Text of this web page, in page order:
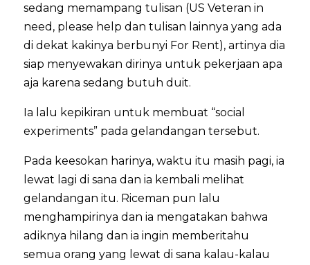
sedang memampang tulisan (US Veteran in
need, please help dan tulisan lainnya yang ada
di dekat kakinya berbunyi For Rent), artinya dia
siap menyewakan dirinya untuk pekerjaan apa
aja karena sedang butuh duit.
Ia lalu kepikiran untuk membuat “social
experiments” pada gelandangan tersebut.
Pada keesokan harinya, waktu itu masih pagi, ia
lewat lagi di sana dan ia kembali melihat
gelandangan itu. Riceman pun lalu
menghampirinya dan ia mengatakan bahwa
adiknya hilang dan ia ingin memberitahu
semua orang yang lewat di sana kalau-kalau